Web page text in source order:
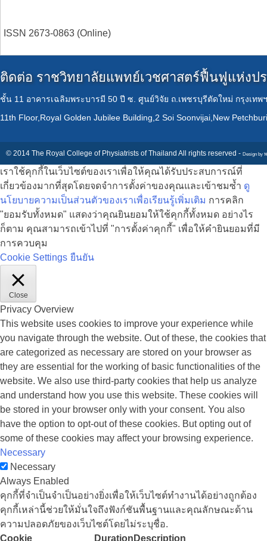
ISSN 2673-0863 (Online)
ติดต่อ ราชวิทยาลัยแพทย์เวชศาสตร์ฟื้นฟูแห่งป
ชั้น 11 อาคารเฉลิมพระบารมี 50 ปี ซ. ศูนย์วิจัย ถ.เพชรบุรีตัดใหม่ กรุงเทพ
11th Floor,Royal Golden Jubilee Building,2 Soi Soonvijai,New
© 2014 The Royal College of Physiatrists of Thailand All rights reserved - Design by
เราใช้คุกกี้ในเว็บไซต์ของเราเพื่อให้คุณได้รับประสบการณ์ที่
เกี่ยวข้องมากที่สุดโดยจดจำการตั้งค่าของคุณและเข้าชมซ้ำ ดู
นโยบายความเป็นส่วนตัวของเราเพื่อเรียนรู้เพิ่มเติม การคลิก
"ยอมรับทั้งหมด" แสดงว่าคุณยินยอมให้ใช้คุกกี้ทั้งหมด อย่างไร
ก็ตาม คุณสามารถเข้าไปที่ "การตั้งค่าคุกกี้" เพื่อให้คำยินยอมที่มี
การควบคุม
Cookie Settings ยืนยัน
Close
Privacy Overview
This website uses cookies to improve your experience while
you navigate through the website. Out of these, the cookies that
are categorized as necessary are stored on your browser as
they are essential for the working of basic functionalities of the
website. We also use third-party cookies that help us analyze
and understand how you use this website. These cookies will
be stored in your browser only with your consent. You also
have the option to opt-out of these cookies. But opting out of
some of these cookies may affect your browsing experience.
Necessary
Necessary
Always Enabled
คุกกี้ที่จำเป็นจำเป็นอย่างยิ่งเพื่อให้เว็บไซต์ทำงานได้อย่างถูกต้อง
คุกกี้เหล่านี้ช่วยให้มั่นใจถึงฟังก์ชันพื้นฐานและคุณลักษณะด้าน
ความปลอดภัยของเว็บไซต์โดยไม่ระบุชื่อ.
Cookie
Duration Description